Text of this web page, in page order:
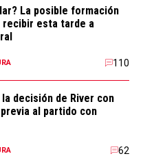
La posible formación
recibir esta tarde a
110
decisión de River con
al partido con
62